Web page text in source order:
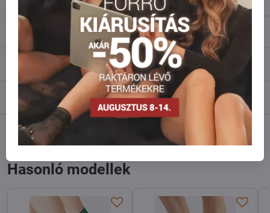
Leírás
Vélemények 0
Fórum 0
Facebook Reddit LinkedIn
Hasonló modellek